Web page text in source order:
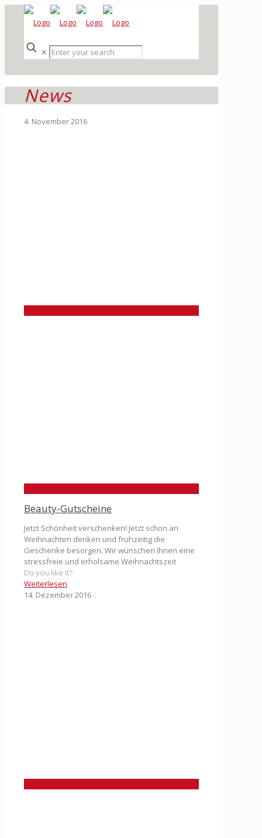
✕
News
4. November 2016
Beauty-Gutscheine
Jetzt Schönheit verschenken! Jetzt schon an
Weihnachten denken und frühzeitig die
Geschenke besorgen. Wir wünschen Ihnen eine
stressfreie und erholsame Weihnachtszeit
Do you like it?
Weiterlesen
14. Dezember 2016